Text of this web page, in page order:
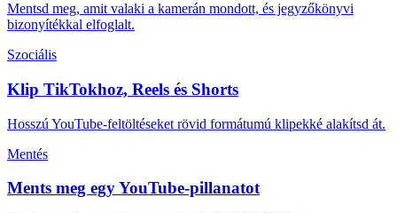
Mentsd meg, amit valaki a kamerán mondott, és jegyzőkönyvi
bizonyítékkal elfoglalt.
Szociális
Klip TikTokhoz, Reels és Shorts
Hosszú YouTube-feltöltéseket rövid formátumú klipekké alakítsd át.
Mentés
Ments meg egy YouTube-pillanatot